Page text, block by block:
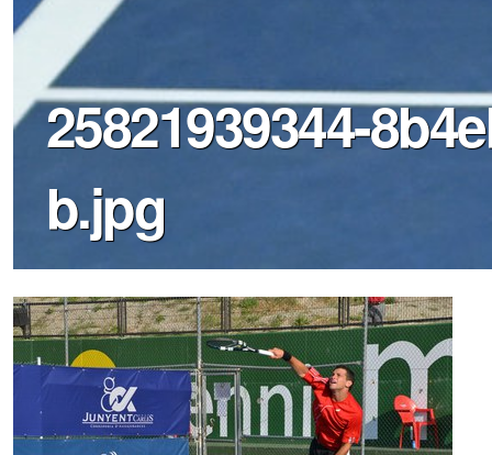
25821939344-
b.jpg